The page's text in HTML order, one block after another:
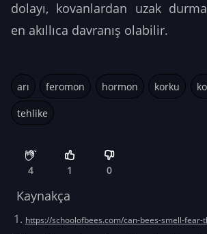
dolayı, kovanlardan uzak
en akıllıca davranış olabilir.
arı feromon hormon korku
tehlike
4 1 0
Kaynakça
https://schoolofbees.com/can-bees-smell-